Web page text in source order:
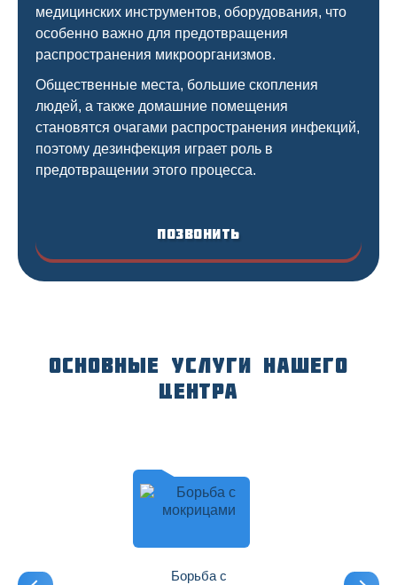
медицинских инструментов, оборудования, что
особенно важно для предотвращения
распространения микроорганизмов.
Общественные места, большие скопления
людей, а также домашние помещения
становятся очагами распространения инфекций,
поэтому дезинфекция играет роль в
предотвращении этого процесса.
Позвонить
Основные услуги нашего
центра
Борьба с